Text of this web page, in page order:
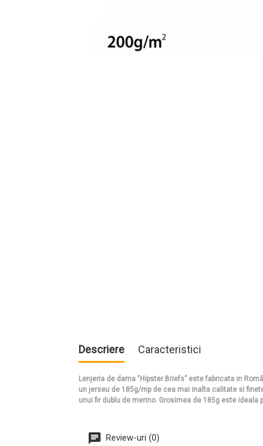
Descriere Caracteristici
Lenjeria de dama "Hipster Briefs" este fabricata in
un jerseu de 185g/mp de cea mai inalta calitate si
unui fir dublu de merino. Grosimea de 185g este ideala
Review-uri (0)